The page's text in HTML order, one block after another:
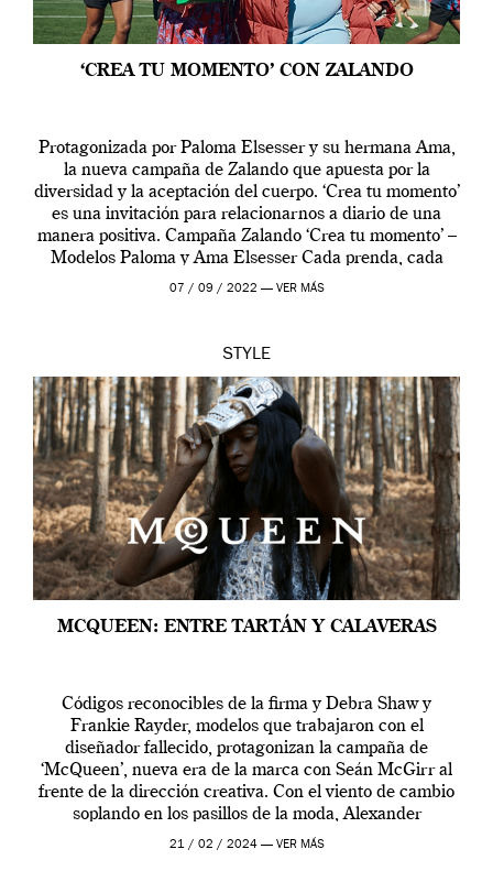
‘CREA TU MOMENTO’ CON ZALANDO
Protagonizada por Paloma Elsesser y su hermana Ama,
la nueva campaña de Zalando que apuesta por la
diversidad y la aceptación del cuerpo. ‘Crea tu momento’
es una invitación para relacionarnos a diario de una
manera positiva. Campaña Zalando ‘Crea tu momento’ –
Modelos Paloma y Ama Elsesser Cada prenda, cada
outfit, cada momento, caracteriza […]
07 / 09 / 2022 — VER MÁS
STYLE
MCQUEEN: ENTRE TARTÁN Y CALAVERAS
Códigos reconocibles de la firma y Debra Shaw y
Frankie Rayder, modelos que trabajaron con el
diseñador fallecido, protagonizan la campaña de
‘McQueen’, nueva era de la marca con Seán McGirr al
frente de la dirección creativa. Con el viento de cambio
soplando en los pasillos de la moda, Alexander
McQueen se prepara para una […]
21 / 02 / 2024 — VER MÁS